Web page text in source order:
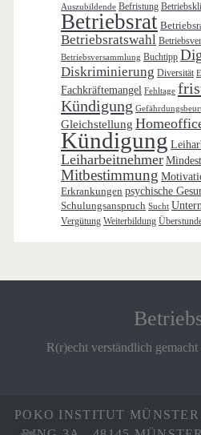
Auszubildende Befristung
Betriebsrat
Betriebsratswahl
Betriebsversammlung Buchtipp
Diskriminierung Diversität
Fachkräftemangel Fehltage
Kündigung
Gleichstellung
Kündigung
Leiharbeitnehmer
Mitbestimmung
Erkrankungen psychische
Schulungsanspruch Sucht
Vergütung Weiterbildung
R(r)echt verständlich
POKO INSTITUT